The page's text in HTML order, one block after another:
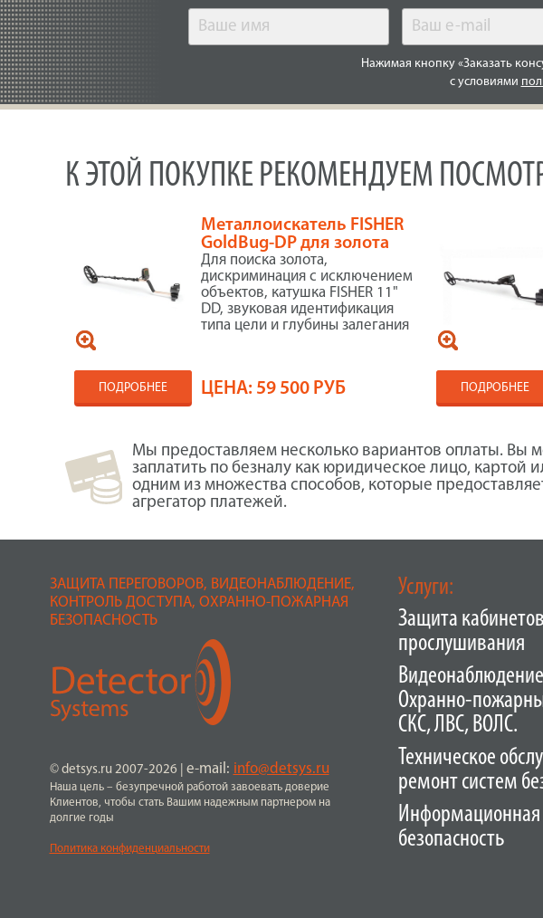
Нажимая кнопку «Заказать
с условиями
К ЭТОЙ ПОКУПКЕ РЕКОМЕНДУЕМ
Металлоискатель FISHER
GoldBug-DP для золота
Для поиска золота,
дискриминация с исключением
объектов, катушка FISHER 11"
DD, звуковая идентификация
типа цели и глубины залегания
ПОДРОБНЕЕ ЦЕНА: 59 500 РУБ ПОДРОБНЕЕ
Мы предоставляем несколько вариантов оплаты. Вы
заплатить по безналу как юридическое лицо, картой
одним из множества способов, которые
агрегатор платежей.
ЗАЩИТА ПЕРЕГОВОРОВ, ВИДЕОНАБЛЮДЕНИЕ,
КОНТРОЛЬ ДОСТУПА, ОХРАННО-ПОЖАРНАЯ
БЕЗОПАСНОСТЬ
© detsys.ru 2007-2026 e-mail: info@detsys.ru
Наша цель – безупречной работой завоевать доверие
Клиентов, чтобы стать Вашим надежным партнером на
долгие годы
Политика конфиденциальности
Услуги:
Защита
прослушивания
Охранно-
СКС, ЛВС, ВОЛС.
Техническое
ремонт систем
Информационная
безопасность